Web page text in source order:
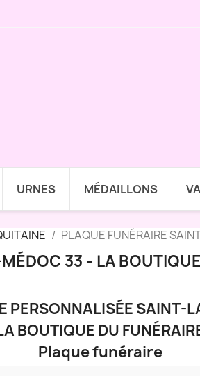
URNES MÉDAILLONS
PLAQUE FUNÉRAIRE
33 - LA
PERSONNALISÉE SAINT-
BOUTIQUE DU
Plaque funéraire